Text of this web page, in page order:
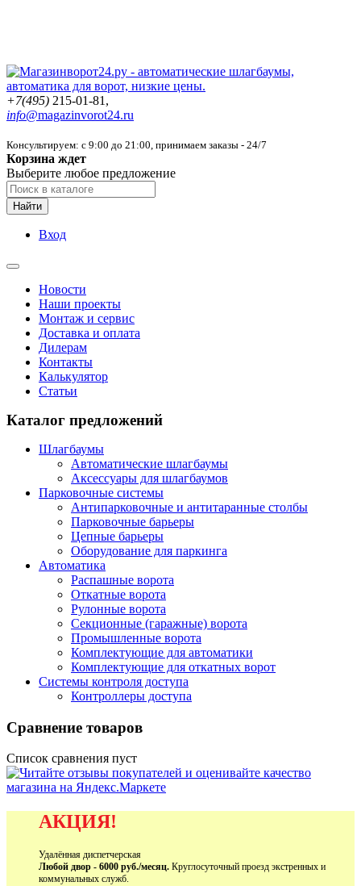
+7(495) 215-01-81,
info@magazinvorot24.ru
Консультируем: с 9:00 до 21:00, принимаем заказы - 24/7
Корзина ждет
Выберите любое предложение
Найти
Вход
Новости
Наши проекты
Монтаж и сервис
Доставка и оплата
Дилерам
Контакты
Калькулятор
Статьи
Каталог предложений
Шлагбаумы
Автоматические шлагбаумы
Аксессуары для шлагбаумов
Парковочные системы
Антипарковочные и антитаранные столбы
Парковочные барьеры
Цепные барьеры
Оборудование для паркинга
Автоматика
Распашные ворота
Откатные ворота
Рулонные ворота
Секционные (гаражные) ворота
Промышленные ворота
Комплектующие для автоматики
Комплектующие для откатных ворот
Системы контроля доступа
Контроллеры доступа
Сравнение товаров
Список сравнения пуст
АКЦИЯ!
Удалённая диспетчерская
Любой двор - 6000 руб./месяц. Круглосуточный проезд экстренных и
коммунальных служб.